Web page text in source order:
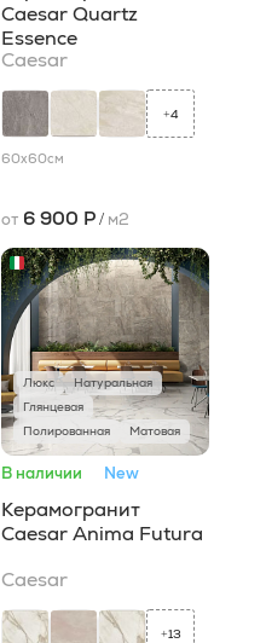
Caesar Quartz
Essence
Caesar
+4
60x60см
от 6 900 Р/ м2
Люкс
Натуральная
Глянцевая
Полированная
Матовая
В наличии New
Керамогранит
Caesar Anima Futura
Caesar
+13